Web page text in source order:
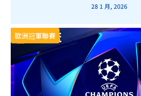
28 1 月, 2026
歐洲冠軍聯賽